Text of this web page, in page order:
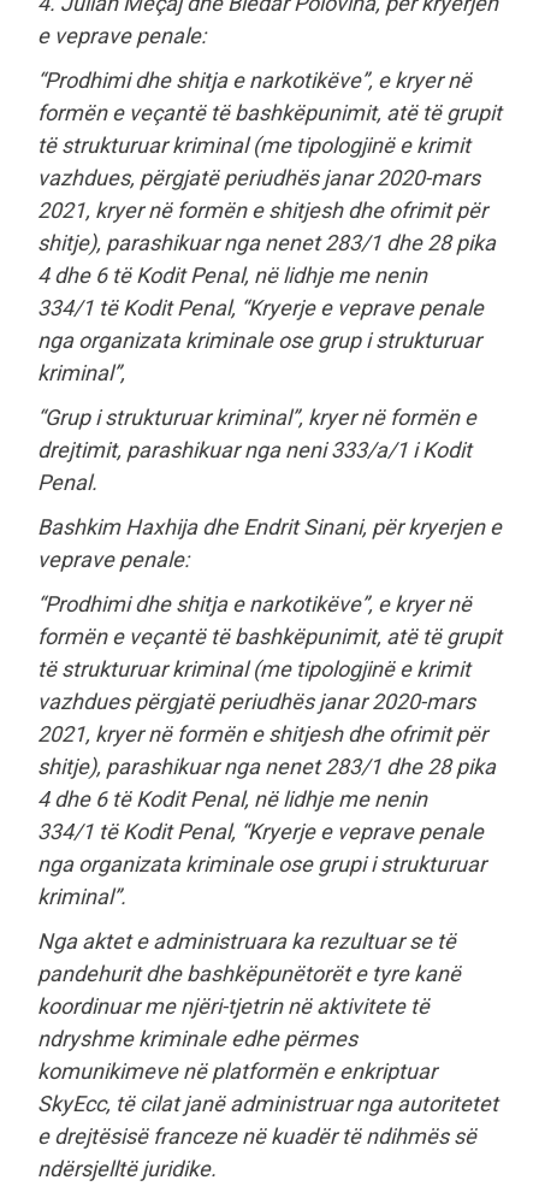
e veprave penale:
“Prodhimi dhe shitja e narkotikëve”, e kryer në
formën e veçantë të bashkëpunimit, atë të grupit
të strukturuar kriminal (me tipologjinë e krimit
vazhdues, përgjatë periudhës janar 2020-mars
2021, kryer në formën e shitjesh dhe ofrimit për
shitje), parashikuar nga nenet 283/1 dhe 28 pika
4 dhe 6 të Kodit Penal, në lidhje me nenin
334/1 të Kodit Penal, “Kryerje e veprave penale
nga organizata kriminale ose grup i strukturuar
kriminal”,
“Grup i strukturuar kriminal”, kryer në formën e
drejtimit, parashikuar nga neni 333/a/1 i Kodit
Penal.
Bashkim Haxhija dhe Endrit Sinani, për kryerjen e
veprave penale:
“Prodhimi dhe shitja e narkotikëve”, e kryer në
formën e veçantë të bashkëpunimit, atë të grupit
të strukturuar kriminal (me tipologjinë e krimit
vazhdues përgjatë periudhës janar 2020-mars
2021, kryer në formën e shitjesh dhe ofrimit për
shitje), parashikuar nga nenet 283/1 dhe 28 pika
4 dhe 6 të Kodit Penal, në lidhje me nenin
334/1 të Kodit Penal, “Kryerje e veprave penale
nga organizata kriminale ose grupi i strukturuar
kriminal”.
Nga aktet e administruara ka rezultuar se të
pandehurit dhe bashkëpunëtorët e tyre kanë
koordinuar me njëri-tjetrin në aktivitete të
ndryshme kriminale edhe përmes
komunikimeve në platformën e enkriptuar
SkyEcc, të cilat janë administruar nga autoritetet
e drejtësisë franceze në kuadër të ndihmës së
ndërsjelltë juridike.